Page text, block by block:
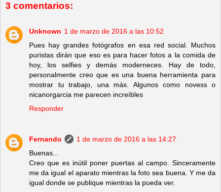
3 comentarios:
Unknown 1 de marzo de 2016 a las 10:52
Pues hay grandes fotógrafos en esa red social. Muchos
puristas dirán que eso es para hacer fotos a la comida de
hoy, los selfies y demás moderneces. Hay de todo,
personalmente creo que es una buena herramienta para
mostrar tu trabajo, una más. Algunos como novess o
nicanorgarcia me parecen increíbles
Responder
Fernando
1 de marzo de 2016 a las 14:27
Buenas...
Creo que es inútil poner puertas al campo. Sinceramente
me da igual el aparato mientras la foto sea buena. Y me da
igual donde se publique mientras la pueda ver.